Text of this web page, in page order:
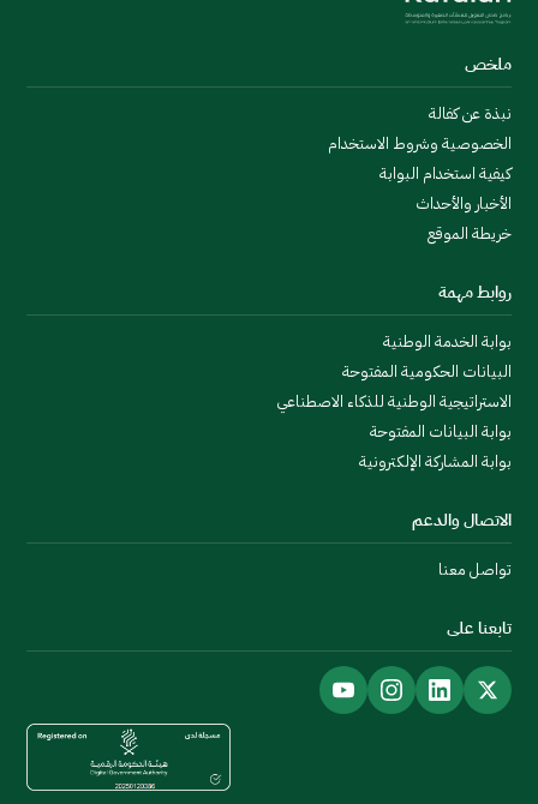
ملخص
نبذة عن كفالة
الخصوصية وشروط الاستخدام
كيفية استخدام البوابة
الأخبار والأحداث
خريطة الموقع
روابط مهمة
بوابة الخدمة الوطنية
البيانات الحكومية المفتوحة
الاستراتيجية الوطنية للذكاء الاصطناعي
بوابة البيانات المفتوحة
بوابة المشاركة الإلكترونية
الاتصال والدعم
تواصل معنا
تابعنا على